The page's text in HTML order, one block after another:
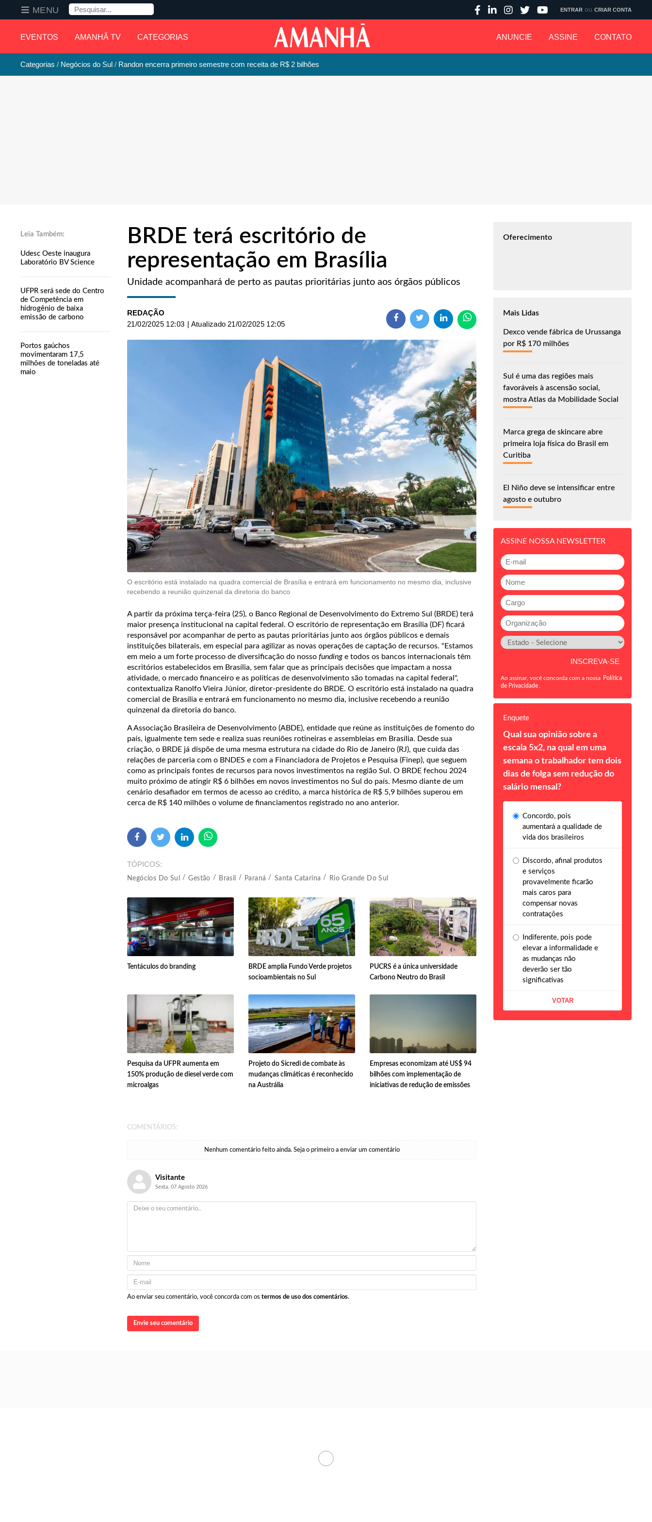
EVENTOS AMANHÃ TV CATEGORIAS ANUNCIE ASSINE CONTATO
MENU Pesquisa ENTRAR ou CRIAR CONTA
Categorias Negócios do Sul Randon encerra primeiro semestre com receita de R$ 2 bilhões
Udesc Oeste inaugura
Laboratório BV Science
UFPR será sede do Centro
de Competência em
hidrogênio de baixa
emissão de carbono
Portos gaúchos
movimentaram 17,5
milhões de toneladas até
maio
BRDE terá escritório de
representação em Brasília
Unidade acompanhará de perto as pautas prioritárias junto aos órgãos públicos
REDAÇÃO
21/02/2025 12:03 | Atualizado 21/02/2025 12:05
O escritório está instalado na quadra comercial de Brasília e entrará em funcionamento no mesmo dia, inclusive
recebendo a reunião quinzenal da diretoria do banco
A partir da próxima terça-feira (25), o Banco Regional de Desenvolvimento do Extremo Sul (BRDE) terá
maior presença institucional na capital federal. O escritório de representação em Brasília (DF) ficará
responsável por acompanhar de perto as pautas prioritárias junto aos órgãos públicos e demais
instituições bilaterais, em especial para agilizar as novas operações de captação de recursos. "Estamos
em meio a um forte processo de diversificação do nosso funding e todos os bancos internacionais têm
escritórios estabelecidos em Brasília, sem falar que as principais decisões que impactam a nossa
atividade, o mercado financeiro e as políticas de desenvolvimento são tomadas na capital federal",
contextualiza Ranolfo Vieira Júnior, diretor-presidente do BRDE. O escritório está instalado na quadra
comercial de Brasília e entrará em funcionamento no mesmo dia, inclusive recebendo a reunião
quinzenal da diretoria do banco.
A Associação Brasileira de Desenvolvimento (ABDE), entidade que reúne as instituições de fomento do
país, igualmente tem sede e realiza suas reuniões rotineiras e assembleias em Brasília. Desde sua
criação, o BRDE já dispõe de uma mesma estrutura na cidade do Rio de Janeiro (RJ), que cuida das
relações de parceria com o BNDES e com a Financiadora de Projetos e Pesquisa (Finep), que seguem
como as principais fontes de recursos para novos investimentos na região Sul. O BRDE fechou 2024
muito próximo de atingir R$ 6 bilhões em novos investimentos no Sul do país. Mesmo diante de um
cenário desafiador em termos de acesso ao crédito, a marca histórica de R$ 5,9 bilhões superou em
cerca de R$ 140 milhões o volume de financiamentos registrado no ano anterior.
TÓPICOS
Negócios Do Sul Gestão Brasil Paraná Santa Catarina Rio Grande Do Sul
Tentáculos do branding
BRDE amplia Fundo Verde projetos
socioambientais no Sul
PUCRS é a única universidade
Carbono Neutro do Brasil
Pesquisa da UFPR aumenta em
150% produção de diesel verde com
microalgas
Projeto do Sicredi de combate às
mudanças climáticas é reconhecido
na Austrália
Empresas economizam até US$ 94
bilhões com implementação de
iniciativas de redução de emissões
COMENTÁRIOS:
Nenhum comentário feito ainda. Seja o primeiro a enviar um comentário
Visitante
Sexta, 07 Agosto 2026
Ao enviar seu comentário, você concorda com os termos de uso dos comentários.
Envie seu comentário
Oferecimento
Mais Lidas
Dexco vende fábrica de Urussanga
por R$ 170 milhões
Sul é uma das regiões mais
favoráveis à ascensão social,
mostra Atlas da Mobilidade Social
Marca grega de skincare abre
primeira loja física do Brasil em
Curitiba
El Niño deve se intensificar entre
agosto e outubro
ASSINE NOSSA NEWSLETTER
Ao assinar, você concorda com a nossa Política
de Privacidade
Enquete
Qual sua opinião sobre a
escala 5x2, na qual em uma
semana o trabalhador tem dois
dias de folga sem redução do
salário mensal?
Concordo, pois
aumentará a qualidade de
vida dos brasileiros
Discordo, afinal produtos
e serviços
provavelmente ficarão
mais caros para
compensar novas
contratações
Indiferente, pois pode
elevar a informalidade e
as mudanças não
deverão ser tão
significativas